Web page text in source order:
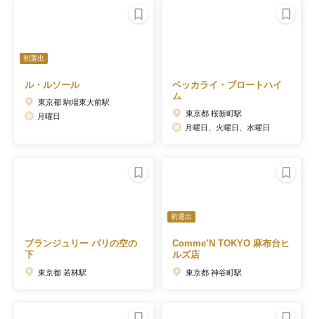
初選出
ル・ルソール
東京都 駒場東大前駅
月曜日
ベッカライ・ブロートハイ
ム
東京都 桜新町駅
月曜日、火曜日、水曜日
ブランジュリー パリの空の
下
東京都 若林駅
初選出
Comme’N TOKYO 麻布台ヒ
ルズ店
東京都 神谷町駅